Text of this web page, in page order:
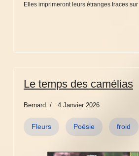
Elles imprimeront leurs étranges traces
Le temps des camélias
Bernard 4 Janvier 2026
Fleurs Poésie froid